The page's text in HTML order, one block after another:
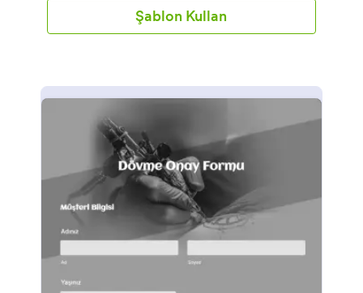
yer bırakmayın. Tek yapmanız gereken logonuzu
eklemek, bu şablonu markanıza göre kişiselleştirmek
edebilirsiniz, sadece ücretsiz Jotform Mobil Formlar
sitenize ekleyin.Eğer cilt bakımı anketinizin Google
Drive, DropBox veya Box gibi başka bir hesapta
bulundurmak isterseniz Form Oluşturucumuzu
kullanarak kolayca hesabınıza bağlanın. Ücretsiz Cilt
Bakımı Anketimizi sadece birkaç dakikanızı ayırarak
kullanabilme seçeneğiniz varken, dilerseniz daha da
iyi bir hale getirip, fotoğraf ekleyebilir, farklı Jotform
anketlerini birbirlerine bağlayabilir ve diğer
hesaplarınız üzerinden gönderimleri toplayabilirsiniz.
Ücretsiz Cilt Bakımı Anketimizi kullanarak iş yerinizi
online platformlarda büyütmeye başlamanın zamanı
Şablon Kullan